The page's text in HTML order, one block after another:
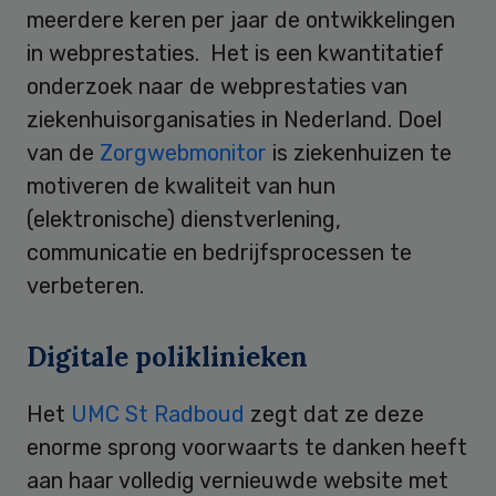
meerdere keren per jaar de ontwikkelingen
in webprestaties. Het is een kwantitatief
onderzoek naar de webprestaties van
ziekenhuisorganisaties in Nederland. Doel
van de Zorgwebmonitor is ziekenhuizen te
motiveren de kwaliteit van hun
(elektronische) dienstverlening,
communicatie en bedrijfsprocessen te
verbeteren.
Digitale poliklinieken
Het UMC St Radboud zegt dat ze deze
enorme sprong voorwaarts te danken heeft
aan haar volledig vernieuwde website met